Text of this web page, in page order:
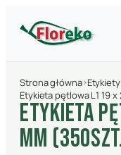
Strona główna›
Etykieta pętlowa L1 19
ETYKIETA
MM